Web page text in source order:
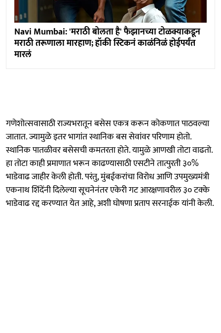
Navi Mumbai: 'मराठी बोलता है' फैझानच्या टोळक्याकडून
मराठी तरूणाला मारहाण; हॉकी स्टिकनं काळंनिळं होईपर्यंत
मारलं
गणेशोत्सवासाठी राज्यभरातून बसेस एकत्र करून कोकणात पाठवल्या
जातात. ज्यामुळे इतर भागांत स्थानिक बस सेवांवर परिणाम होतो.
स्थानिक पातळीवर बसेसची कमतरता होते. यामुळे आणखी तोटा वाढतो.
हा तोटा काही प्रमाणात भरून काढण्यासाठी एसटीने तात्पुरती ३०%
भाडेवाढ जाहीर केली होती. परंतु, मुंबईकरांचा विरोध आणि उपमुख्यमंत्री
एकनाथ शिंदेंनी दिलेल्या सूचनेनंतर एकेरी गट आरक्षणावरील ३० टक्के
भाडेवाढ रद्द करण्यात येत आहे, अशी घोषणा प्रताप सरनाईक यांनी केली.